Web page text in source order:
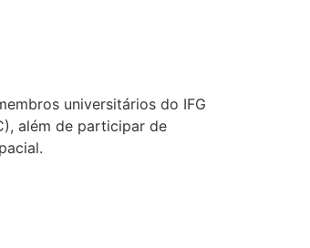
universitários do IFG
além de participar de